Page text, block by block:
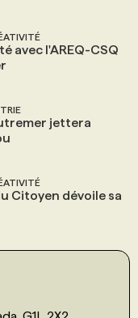
avec l'AREQ-CSQ
jettera
Citoyen dévoile sa